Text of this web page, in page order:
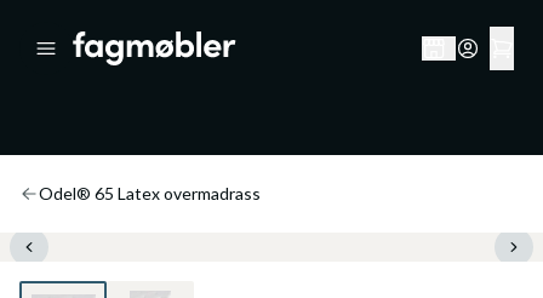
Odel® 65 Latex overmadrass